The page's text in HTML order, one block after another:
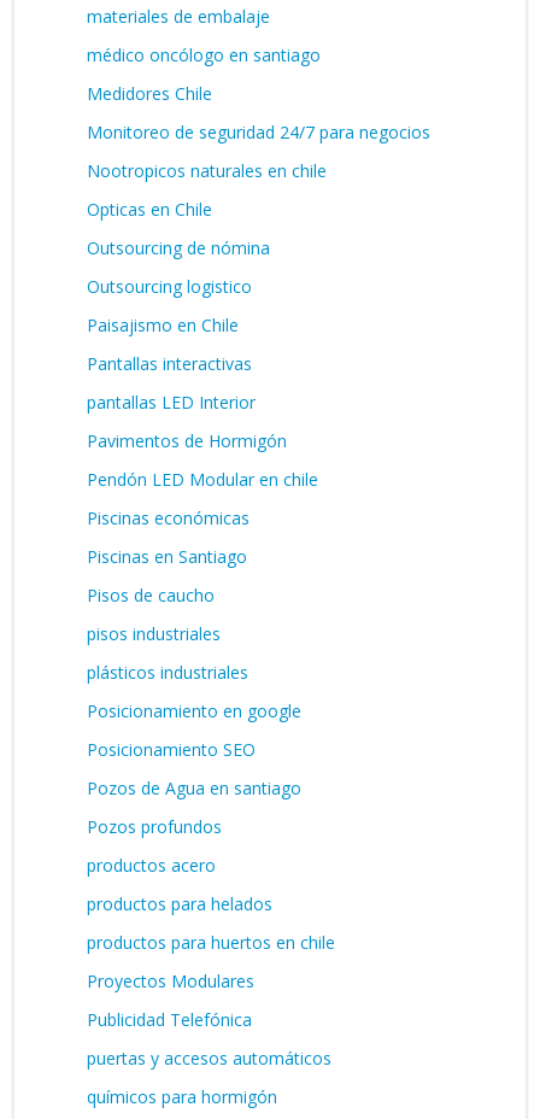
materiales de embalaje
médico oncólogo en santiago
Medidores Chile
Monitoreo de seguridad 24/7 para negocios
Nootropicos naturales en chile
Opticas en Chile
Outsourcing de nómina
Outsourcing logistico
Paisajismo en Chile
Pantallas interactivas
pantallas LED Interior
Pavimentos de Hormigón
Pendón LED Modular en chile
Piscinas económicas
Piscinas en Santiago
Pisos de caucho
pisos industriales
plásticos industriales
Posicionamiento en google
Posicionamiento SEO
Pozos de Agua en santiago
Pozos profundos
productos acero
productos para helados
productos para huertos en chile
Proyectos Modulares
Publicidad Telefónica
puertas y accesos automáticos
químicos para hormigón